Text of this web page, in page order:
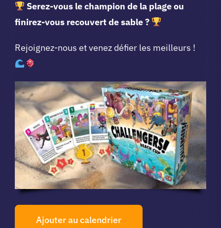
Serez-vous le champion de la plage ou
finirez-vous recouvert de sable ?
Rejoignez-nous et venez défier les meilleurs !
Ajouter au calendrier